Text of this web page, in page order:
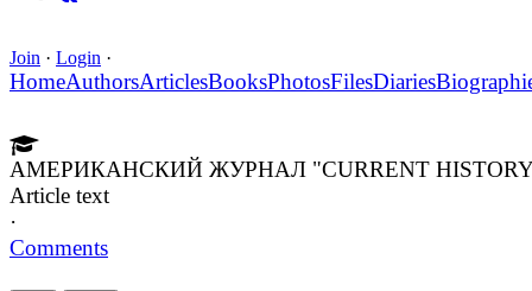
Join · Login ·
HomeAuthorsArticlesBooksPhotosFilesDiaries
АМЕРИКАНСКИЙ ЖУРНАЛ "CURRENT
Article text
·
Comments